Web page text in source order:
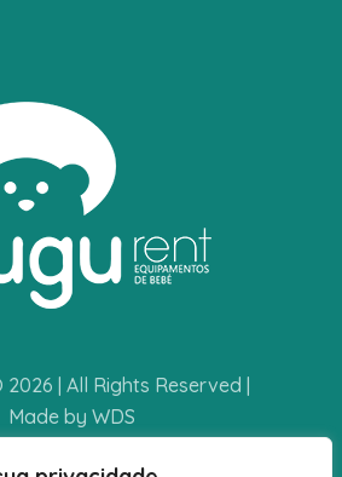
| All Rights Reserved |
Made by WDS